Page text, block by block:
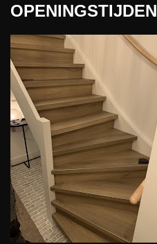
OPENINGSTIJDEN